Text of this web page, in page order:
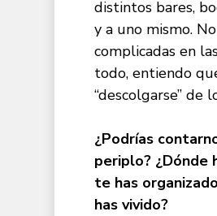
distintos bares,
y a uno mismo.
complicadas en
todo, entiendo
“descolgarse” de
¿Podrías
periplo? ¿Dónde
te has
has vivido?